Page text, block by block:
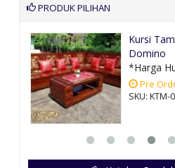
PRODUK PILIHAN
Kursi
Domino
*Harga
Pre
SKU: KTM-